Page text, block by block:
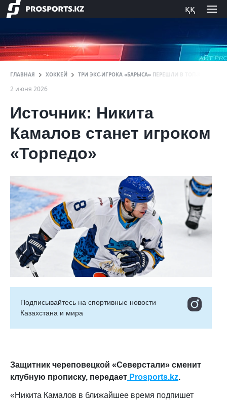
ққ
ГЛАВНАЯ ХОККЕЙ ТРИ ЭКС-ИГРОКА «БАРЫСА» ПЕРЕШЛИ В ТОП-КЛУБ КХЛ
2 июня 2026
Источник: Никита
Камалов станет игроком
«Торпедо»
Подписывайтесь на cпортивные новости
Казахстана и мира
Защитник череповецкой «Северстали» сменит
клубную прописку, передает Prosports.kz.
«Никита Камалов в ближайшее время подпишет